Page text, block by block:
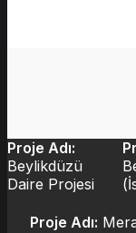
Proje Adı:
Beylikdüzü
Daire Projesi
Proje Adı: